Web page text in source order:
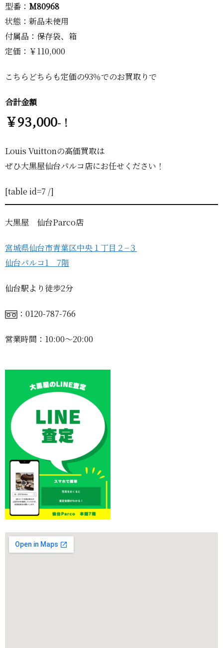
型番： M80968
状態：新品未使用
付属品：保存袋、箱
定価：￥110,000
こちらどちらも定価の93％でのお買取りで
合計金額
￥93,000-！
Louis Vuittonの高価買取は
ぜひ大黒屋仙台パルコ店にお任せください！
[table id=7 /]
大黒屋 仙台Parco店
宮城県仙台市青葉区中央１丁目２−３
仙台パルコ1 7階
仙台駅より徒歩2分
：0120-787-766
営業時間：10:00〜20:00